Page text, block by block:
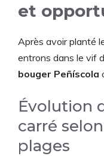
et
Après avoir planté
entrons dans le vif
bouger Peñíscola
Évolution
carré
plages